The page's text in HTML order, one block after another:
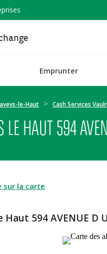
Emprunter
le-Haut Cash Services
LE HAUT 594
sur la carte
594 AVENUE D